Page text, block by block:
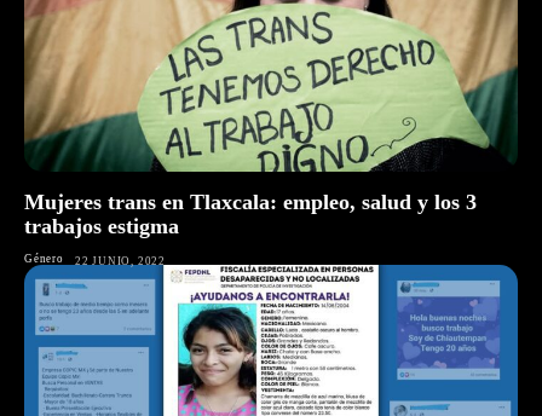
Mujeres trans en Tlaxcala: empleo, salud y los 3
trabajos estigma
Género 22 JUNIO, 2022